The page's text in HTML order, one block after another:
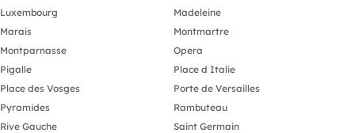
Luxembourg
Madeleine
Marais
Montmartre
Montparnasse
Opera
Pigalle
Place d Italie
Place des Vosges
Porte de Versailles
Pyramides
Rambuteau
Rive Gauche
Saint Germain